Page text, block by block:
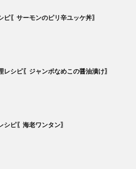
ピ〖サーモンのピリ辛ユッケ丼〗
レシピ〖ジャンボなめこの醤油漬け〗
シピ〖海老ワンタン〗